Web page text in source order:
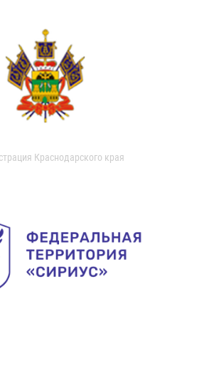
Краснодарского края